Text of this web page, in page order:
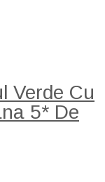
Verde Cu
5* De